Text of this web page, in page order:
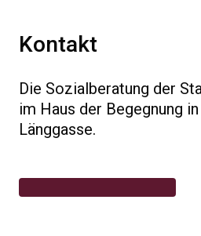
Kontakt
Die Sozialberatung der
im Haus der Begegnung
Länggasse.